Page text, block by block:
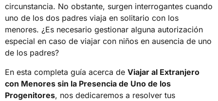
circunstancia. No obstante, surgen interrogantes cuando
uno de los dos padres viaja en solitario con los
menores. ¿Es necesario gestionar alguna autorización
especial en caso de viajar con niños en ausencia de uno
de los padres?
En esta completa guía acerca de Viajar al Extranjero
con Menores sin la Presencia de Uno de los
Progenitores, nos dedicaremos a resolver tus